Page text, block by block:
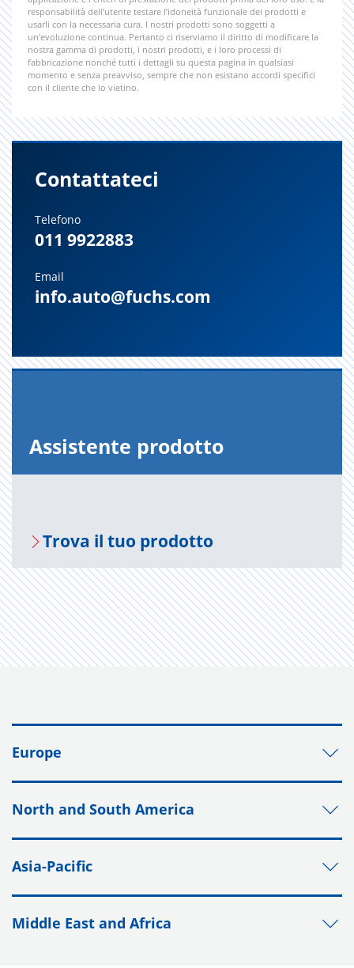
responsabilità dell’utente testare l’idoneità funzionale dei prodotti e
usarli con la necessaria cura. I nostri prodotti sono soggetti a
un'evoluzione continua. Pertanto ci riserviamo il diritto di modificare la
nostra gamma di prodotti, i nostri prodotti, e i loro processi di
fabbricazione nonché tutti i dettagli su questa pagina in qualsiasi
momento e senza preavviso, sempre che non esistano accordi specifici
con il cliente che lo vietino.
Contattateci
Telefono
011 9922883
Email
info.auto@fuchs.com
As­si­sten­te pro­dot­to
Trova il tuo pro­dot­to
Europe
North and South America
Asia-Pacific
Middle East and Africa